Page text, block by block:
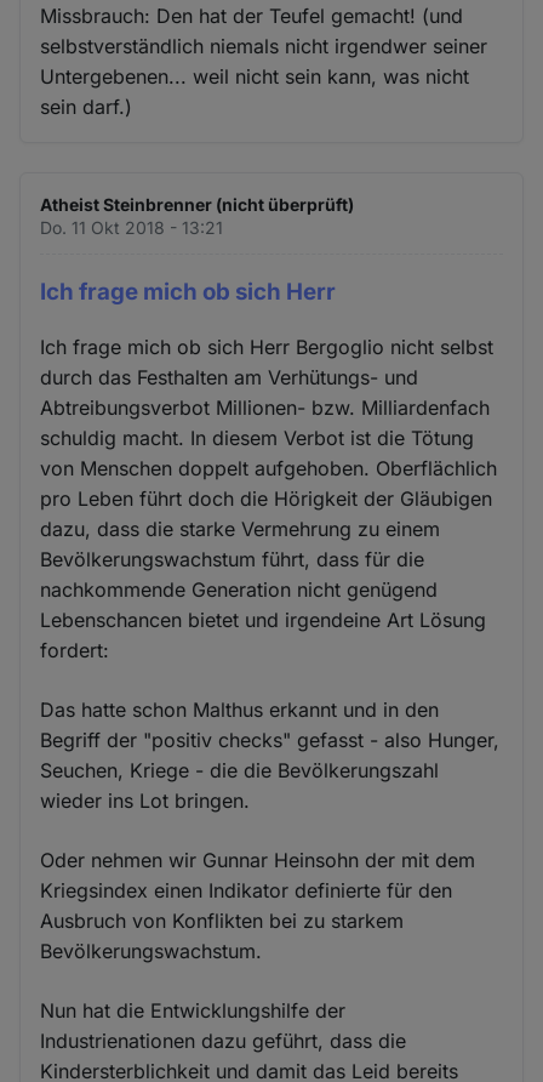
Missbrauch: Den hat der Teufel gemacht! (und
selbstverständlich niemals nicht irgendwer seiner
Untergebenen... weil nicht sein kann, was nicht
sein darf.)
Atheist Steinbrenner (nicht überprüft)
Do. 11 Okt 2018 - 13:21
Ich frage mich ob sich Herr
Ich frage mich ob sich Herr Bergoglio nicht selbst
durch das Festhalten am Verhütungs- und
Abtreibungsverbot Millionen- bzw. Milliardenfach
schuldig macht. In diesem Verbot ist die Tötung
von Menschen doppelt aufgehoben. Oberflächlich
pro Leben führt doch die Hörigkeit der Gläubigen
dazu, dass die starke Vermehrung zu einem
Bevölkerungswachstum führt, dass für die
nachkommende Generation nicht genügend
Lebenschancen bietet und irgendeine Art Lösung
fordert:
Das hatte schon Malthus erkannt und in den
Begriff der "positiv checks" gefasst - also Hunger,
Seuchen, Kriege - die die Bevölkerungszahl
wieder ins Lot bringen.
Oder nehmen wir Gunnar Heinsohn der mit dem
Kriegsindex einen Indikator definierte für den
Ausbruch von Konflikten bei zu starkem
Bevölkerungswachstum.
Nun hat die Entwicklungshilfe der
Industrienationen dazu geführt, dass die
Kindersterblichkeit und damit das Leid bereits